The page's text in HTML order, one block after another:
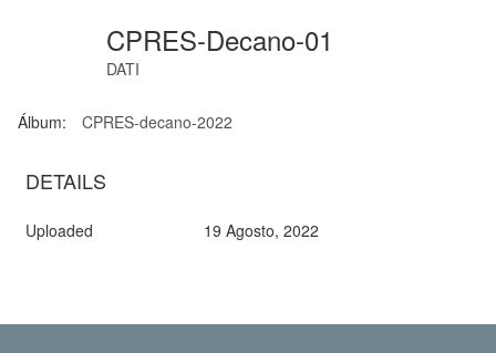
CPRES-Decano-01
DATI
Álbum: CPRES-decano-2022
DETAILS
Uploaded 19 Agosto, 2022